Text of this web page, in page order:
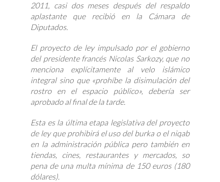
2011, casi dos meses después del respaldo
aplastante que recibió en la Cámara de
Diputados.
El proyecto de ley impulsado por el gobierno
del presidente francés Nicolas Sarkozy, que no
menciona explícitamente al velo islámico
integral sino que «prohíbe la disimulación del
rostro en el espacio público», debería ser
aprobado al final de la tarde.
Esta es la última etapa legislativa del proyecto
de ley que prohibirá el uso del burka o el niqab
en la administración pública pero también en
tiendas, cines, restaurantes y mercados, so
pena de una multa mínima de 150 euros (180
dólares).